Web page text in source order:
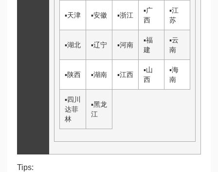
▪天津 ▪安徽 ▪浙江
▪广
西
▪江
苏
▪湖北 ▪辽宁 ▪河南
▪福
建
▪云
南
▪陕西 ▪湖南 ▪江西
▪山
西
▪海
南
▪四川
达菲
林
▪黑龙
江
Tips: